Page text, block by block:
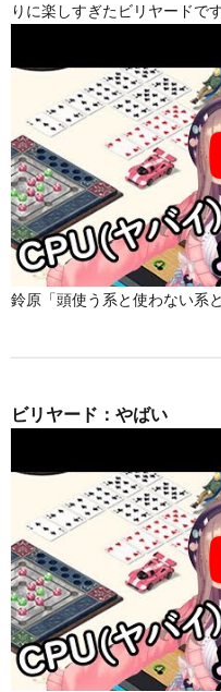
りに楽しすぎたビリヤードで
鈴原「頭使う系と使わない系
ビリヤード：やばい